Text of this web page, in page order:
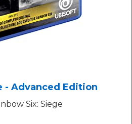
- Advanced Edition
Six: Siege